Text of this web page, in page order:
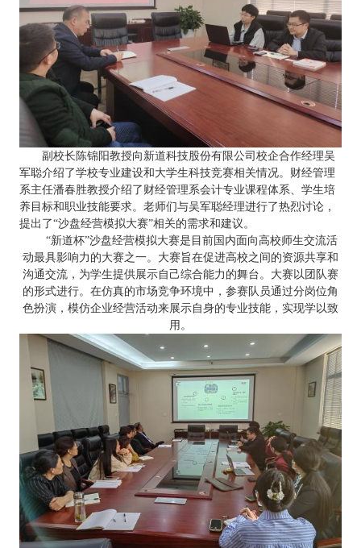
副校长陈锦阳教授向新道科技股份有限公司校企合作经理吴
军聪介绍了学校专业建设和大学生科技竞赛相关情况。财经管理
系主任潘春胜教授介绍了财经管理系会计专业课程体系、学生培
养目标和职业技能要求。老师们与吴军聪经理进行了热烈讨论，
提出了“沙盘经营模拟大赛”相关的需求和建议。
“新道杯”沙盘经营模拟大赛是目前国内面向高校师生交流活
动最具影响力的大赛之一。大赛旨在促进高校之间的资源共享和
沟通交流，为学生提供展示自己综合能力的舞台。大赛以团队赛
的形式进行。在仿真的市场竞争环境中，参赛队员通过分岗位角
色扮演，模仿企业经营活动来展示自身的专业技能，实现学以致
用。